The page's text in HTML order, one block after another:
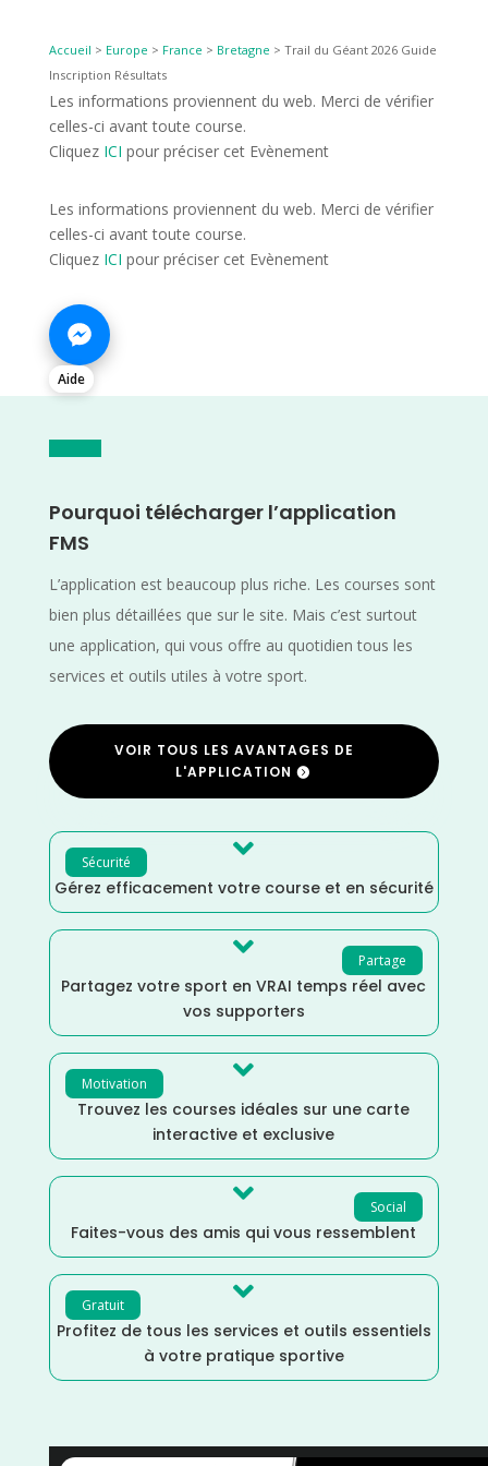
Accueil > Europe > France > Bretagne > Trail du Géant 2026 Guide
Inscription Résultats
Les informations proviennent du web. Merci de vérifier
celles-ci avant toute course.
Cliquez ICI pour préciser cet Evènement
Les informations proviennent du web. Merci de vérifier
celles-ci avant toute course.
Cliquez ICI pour préciser cet Evènement
Aide
Pourquoi télécharger l’application
FMS
L’application est beaucoup plus riche. Les courses sont
bien plus détaillées que sur le site. Mais c’est surtout
une application, qui vous offre au quotidien tous les
services et outils utiles à votre sport.
VOIR TOUS LES AVANTAGES DE
L'APPLICATION
Sécurité 
Gérez efficacement votre course et en sécurité
Partage

Partagez votre sport en VRAI temps réel avec
vos supporters
Motivation 
Trouvez les courses idéales sur une carte
interactive et exclusive
Social

Faites-vous des amis qui vous ressemblent
Gratuit 
Profitez de tous les services et outils essentiels
à votre pratique sportive